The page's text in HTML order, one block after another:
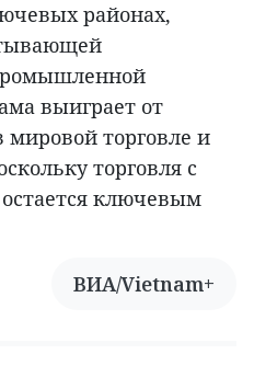
районах,
выиграет от
торговле и
торговля с
ключевым
ВИА/Vietnam+